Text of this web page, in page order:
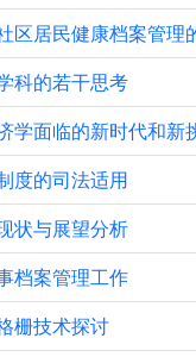
区居民健康档案管理
科的若干思考
学面临的新时代和新
度的司法适用
状与展望分析
档案管理工作
栅技术探讨